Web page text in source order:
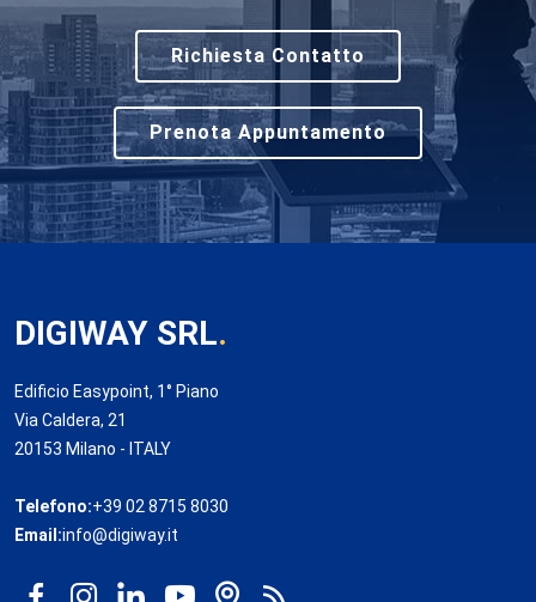
Richiesta Contatto
Prenota Appuntamento
DIGIWAY SRL.
Edificio Easypoint, 1° Piano
Via Caldera, 21
20153 Milano - ITALY
Telefono:+39 02 8715 8030
Email:info@digiway.it